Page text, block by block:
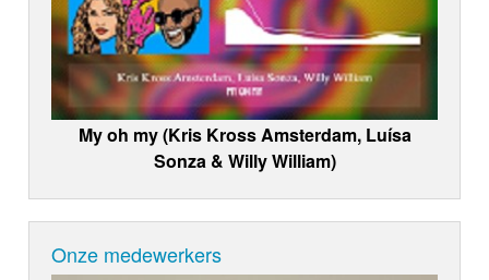
My oh my (Kris Kross Amsterdam, Luísa
Sonza & Willy William)
Onze medewerkers